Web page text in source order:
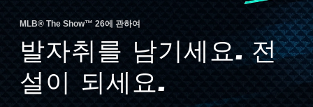
MLB® The Show™ 26에 관하여
발자취를 남기세요. 전
설이 되세요.